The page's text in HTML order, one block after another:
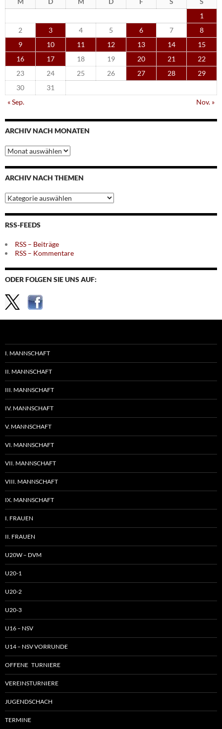
1
2
3 4 5 6 7
8
9
10 11 12 13 14
15
16
17 18 19 20 21
22
23
24 25 26 27 28
29
30
31
« Sep.
Nov. »
ARCHIV NACH MONATEN
Archiv
nach
Monaten
ARCHIV NACH THEMEN
Archiv
nach
Themen
RSS-FEEDS
RSS – Beiträge
RSS – Kommentare
ODER FOLGEN SIE UNS AUF:
I. MANNSCHAFT
II. MANNSCHAFT
III. MANNSCHAFT
IV. MANNSCHAFT
V. MANNSCHAFT
VI. MANNSCHAFT
VII. MANNSCHAFT
VIII. MANNSCHAFT
IX. MANNSCHAFT
I. FRAUEN
II. FRAUEN
U20W – DVM
U20-1
U20-2
U20-3
U16 – NSV
U14 – NSV VORRUNDE
OFFENE TURNIERE
VEREINSTURNIERE
JUGENDSCHACH
TERMINE